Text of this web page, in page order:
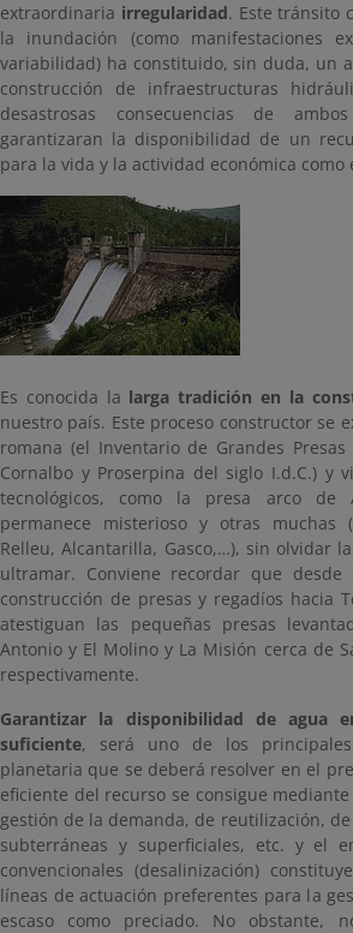
extraordinaria irregularidad. Este tránsito
la inundación (como manifestaciones
variabilidad) ha constituido, sin duda, un
construcción de infraestructuras
desastrosas consecuencias de
garantizaran la disponibilidad de un
para la vida y la actividad económica como
Es conocida la larga tradición en la
nuestro país. Este proceso constructor se
romana (el Inventario de Grandes
Cornalbo y Proserpina del siglo I.d.C.) y
tecnológicos, como la presa arco de
permanece misterioso y otras muchas
Relleu, Alcantarilla, Gasco,…), sin olvidar
ultramar. Conviene recordar que
construcción de presas y regadíos hacia
atestiguan las pequeñas presas
Antonio y El Molino y La Misión cerca de
respectivamente.
Garantizar la disponibilidad de agua
suficiente, será uno de los
planetaria que se deberá resolver en el
eficiente del recurso se consigue
gestión de la demanda, de reutilización,
subterráneas y superficiales, etc. y el
convencionales (desalinización)
líneas de actuación preferentes para la
escaso como preciado. No obstante,